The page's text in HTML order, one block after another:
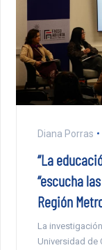
Diana Porras
“La
“escucha
Región
La
Universidad de